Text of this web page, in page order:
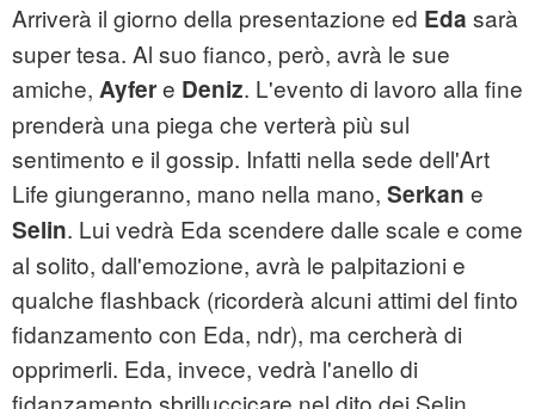
Arriverà il giorno della presentazione ed Eda sarà
super tesa. Al suo fianco, però, avrà le sue
amiche, Ayfere Deniz. L'evento di lavoro alla fine
prenderà una piega che verterà più sul
sentimento e il gossip. Infatti nella sede dell'Art
Life giungeranno, mano nella mano, Serkan e
Selin. Lui vedrà Eda scendere dalle scale e come
al solito, dall'emozione, avrà le palpitazioni e
qualche flashback (ricorderà alcuni attimi del finto
fidanzamento con Eda, ndr), ma cercherà di
opprimerli. Eda, invece, vedrà l'anello di